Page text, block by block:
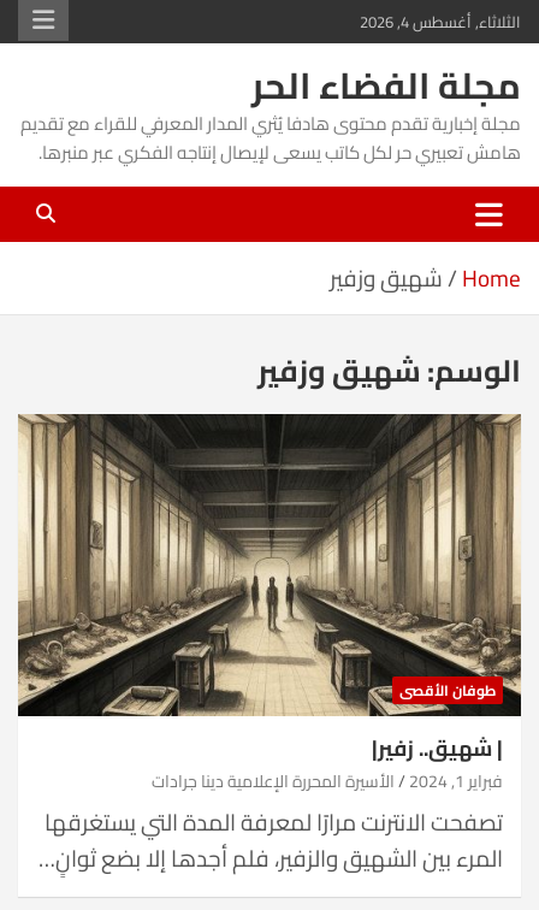
Skip
to
content
الثلاثاء, أغسطس 4, 2026
مجلة الفضاء الحر
مجلة إخبارية تقدم محتوى هادفا يُثري المدار المعرفي للقراء مع تقديم
هامش تعبيري حر لكل كاتب يسعى لإيصال إنتاجه الفكري عبر منبرها.
Home شهيق وزفير
الوسم:شهيق وزفير
طوفان الأقصى
| شهيق.. زفير|
فبراير 1, 2024 الأسيرة المحررة الإعلامية دينا جرادات
تصفحت الانترنت مرارًا لمعرفة المدة التي يستغرقها
المرء بين الشهيق والزفير، فلم أجدها إلا بضع ثوانٍ…